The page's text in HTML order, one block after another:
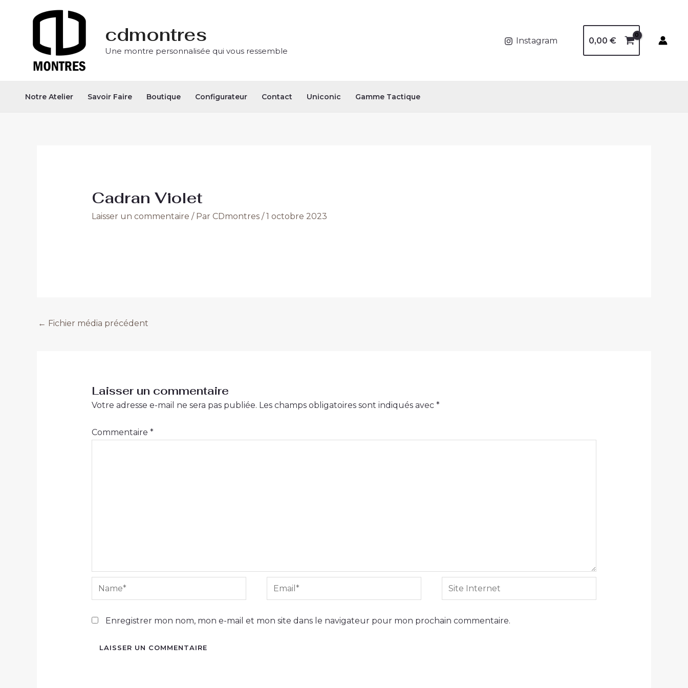
cdmontres
Une montre personnalisée qui vous ressemble
Instagram 0,00 €
Notre Atelier Savoir Faire Boutique Configurateur Contact Uniconic Gamme Tactique
Cadran Violet
Laisser un commentaire / Par CDmontres / 1 octobre 2023
des
← Fichier média précédent
Laisser un commentaire
Votre adresse e-mail ne sera pas publiée. Les champs obligatoires sont indiqués avec *
Commentaire *
Name* Email*
Site
Internet
Enregistrer mon nom, mon e-mail et mon site dans le navigateur pour mon prochain commentaire.